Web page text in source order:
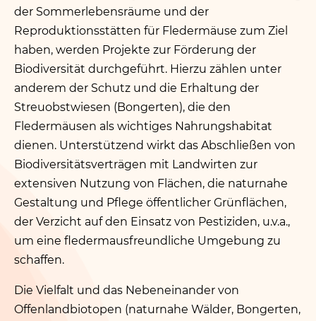
der Sommerlebensräume und der
Reproduktionsstätten für Fledermäuse zum Ziel
haben, werden Projekte zur Förderung der
Biodiversität durchgeführt. Hierzu zählen unter
anderem der Schutz und die Erhaltung der
Streuobstwiesen (Bongerten), die den
Fledermäusen als wichtiges Nahrungshabitat
dienen. Unterstützend wirkt das Abschließen von
Biodiversitätsverträgen mit Landwirten zur
extensiven Nutzung von Flächen, die naturnahe
Gestaltung und Pflege öffentlicher Grünflächen,
der Verzicht auf den Einsatz von Pestiziden, u.v.a.,
um eine fledermausfreundliche Umgebung zu
schaffen.
Die Vielfalt und das Nebeneinander von
Offenlandbiotopen (naturnahe Wälder, Bongerten,